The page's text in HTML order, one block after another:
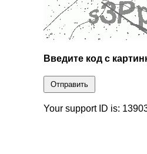
Введите код с
Отправить
Your support ID is: